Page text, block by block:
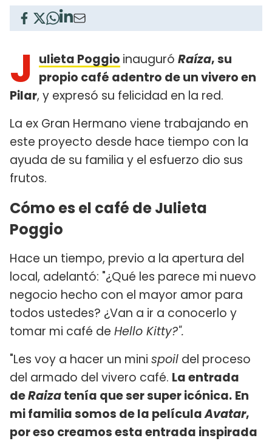
J ulieta Poggio inauguró Raíza, su
propio café adentro de un vivero en
Pilar, y expresó su felicidad en la red.
La ex Gran Hermano viene trabajando en
este proyecto desde hace tiempo con la
ayuda de su familia y el esfuerzo dio sus
frutos.
Cómo es el café de Julieta
Poggio
Hace un tiempo, previo a la apertura del
local, adelantó: "¿Qué les parece mi nuevo
negocio hecho con el mayor amor para
todos ustedes? ¿Van a ir a conocerlo y
tomar mi café de Hello Kitty?".
"Les voy a hacer un mini spoil del proceso
del armado del vivero café. La entrada
deRaizatenía que ser super icónica. En
mi familia somos de la películaAvatar,
por eso creamos esta entrada inspirada